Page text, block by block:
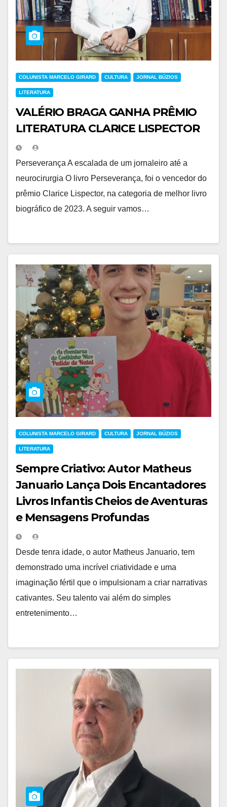
COLUNISTA MARCELO GIRARD CULTURA JORNAL BÚZIOS
LITERATURA
VALÉRIO BRAGA GANHA PRÊMIO
LITERATURA CLARICE LISPECTOR
Perseverança A escalada de um jornaleiro até a
neurocirurgia O livro Perseverança, foi o vencedor do
prêmio Clarice Lispector, na categoria de melhor livro
biográfico de 2023. A seguir vamos…
COLUNISTA MARCELO GIRARD CULTURA JORNAL BÚZIOS
LITERATURA
Sempre Criativo: Autor Matheus
Januario Lança Dois Encantadores
Livros Infantis Cheios de Aventuras
e Mensagens Profundas
Desde tenra idade, o autor Matheus Januario, tem
demonstrado uma incrível criatividade e uma
imaginação fértil que o impulsionam a criar narrativas
cativantes. Seu talento vai além do simples
entretenimento…